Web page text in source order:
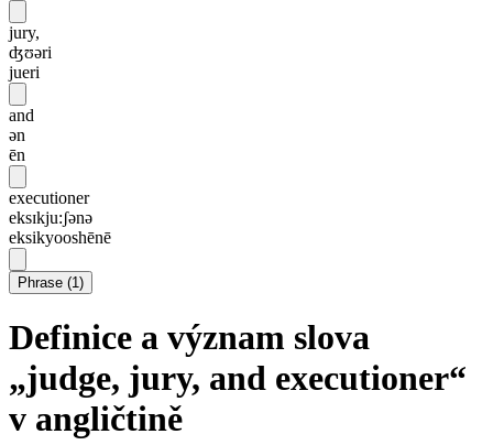
jury,
ʤʊəri
jueri
and
ən
ēn
executioner
eksɪkju:ʃənə
eksikyooshēnē
Phrase (1)
Definice a význam slova
„judge, jury, and executioner“
v angličtině